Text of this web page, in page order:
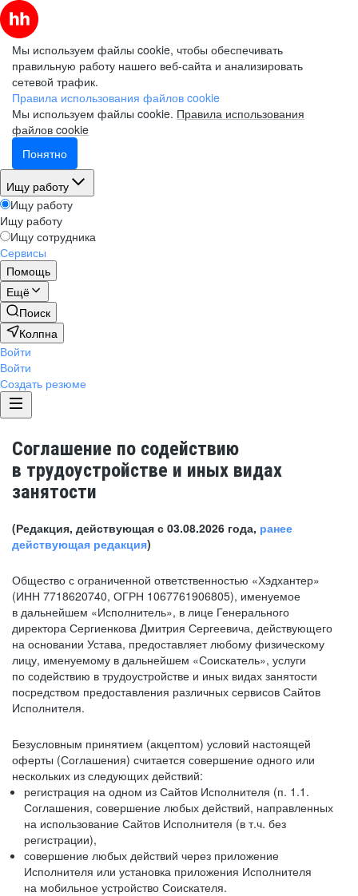
Мы используем файлы cookie, чтобы обеспечивать
правильную работу нашего веб-сайта и анализировать
сетевой трафик.
Правила использования файлов cookie
Мы используем файлы cookie. Правила использования
файлов cookie
Понятно
Ищу работу
Ищу работу
Ищу работу
Ищу сотрудника
Сервисы
Помощь
Ещё
Поиск
Колпна
Войти
Войти
Создать резюме
Соглашение по содействию
в трудоустройстве и иных видах
занятости
(Редакция, действующая с 03.08.2026 года, ранее
действующая редакция)
Общество с ограниченной ответственностью «Хэдхантер»
(ИНН 7718620740, ОГРН 1067761906805), именуемое
в дальнейшем «Исполнитель», в лице Генерального
директора Сергиенкова Дмитрия Сергеевича, действующего
на основании Устава, предоставляет любому физическому
лицу, именуемому в дальнейшем «Соискатель», услуги
по содействию в трудоустройстве и иных видах занятости
посредством предоставления различных сервисов Сайтов
Исполнителя.
Безусловным принятием (акцептом) условий настоящей
оферты (Соглашения) считается совершение одного или
нескольких из следующих действий:
регистрация на одном из Сайтов Исполнителя (п. 1.1.
Соглашения, совершение любых действий, направленных
на использование Сайтов Исполнителя (в т.ч. без
регистрации),
совершение любых действий через приложение
Исполнителя или установка приложения Исполнителя
на мобильное устройство Соискателя.